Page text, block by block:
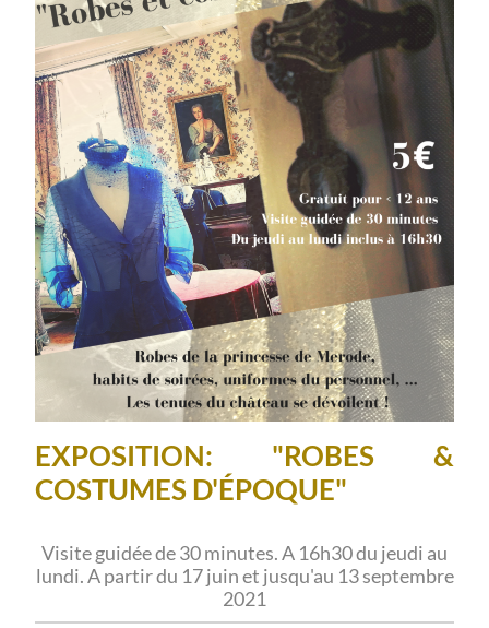
EXPOSITION: "ROBES &
COSTUMES D'ÉPOQUE"
Visite guidée de 30 minutes. A 16h30 du jeudi au
lundi. A partir du 17 juin et jusqu'au 13 septembre
2021